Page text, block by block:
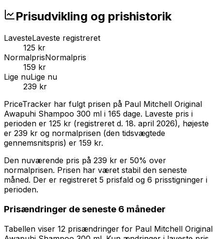
Prisudvikling og prishistorik
LavesteLaveste registreret
125 kr
NormalprisNormalpris
159 kr
Lige nuLige nu
239 kr
PriceTracker har fulgt prisen på Paul Mitchell Original
Awapuhi Shampoo 300 ml i 165 dage. Laveste pris i
perioden er 125 kr (registreret d. 18. april 2026), højeste
er 239 kr og normalprisen (den tidsvægtede
gennemsnitspris) er 159 kr.
Den nuværende pris på 239 kr er 50% over
normalprisen. Prisen har været stabil den seneste
måned. Der er registreret 5 prisfald og 6 prisstigninger i
perioden.
Prisændringer de seneste 6 måneder
Tabellen viser 12 prisændringer for Paul Mitchell Original